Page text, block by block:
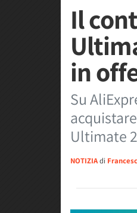
Il
in
Su
Ultimate
NOTIZIAdi